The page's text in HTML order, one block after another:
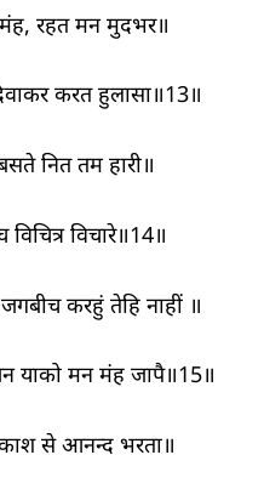
रहत मन मुदभर॥
करत हुलासा॥13॥
नित तम हारी॥
विचित्र विचारे॥14॥
करहुं तेहि नाहीं ॥
याको मन मंह जापै॥15॥
से आनन्द भरता॥